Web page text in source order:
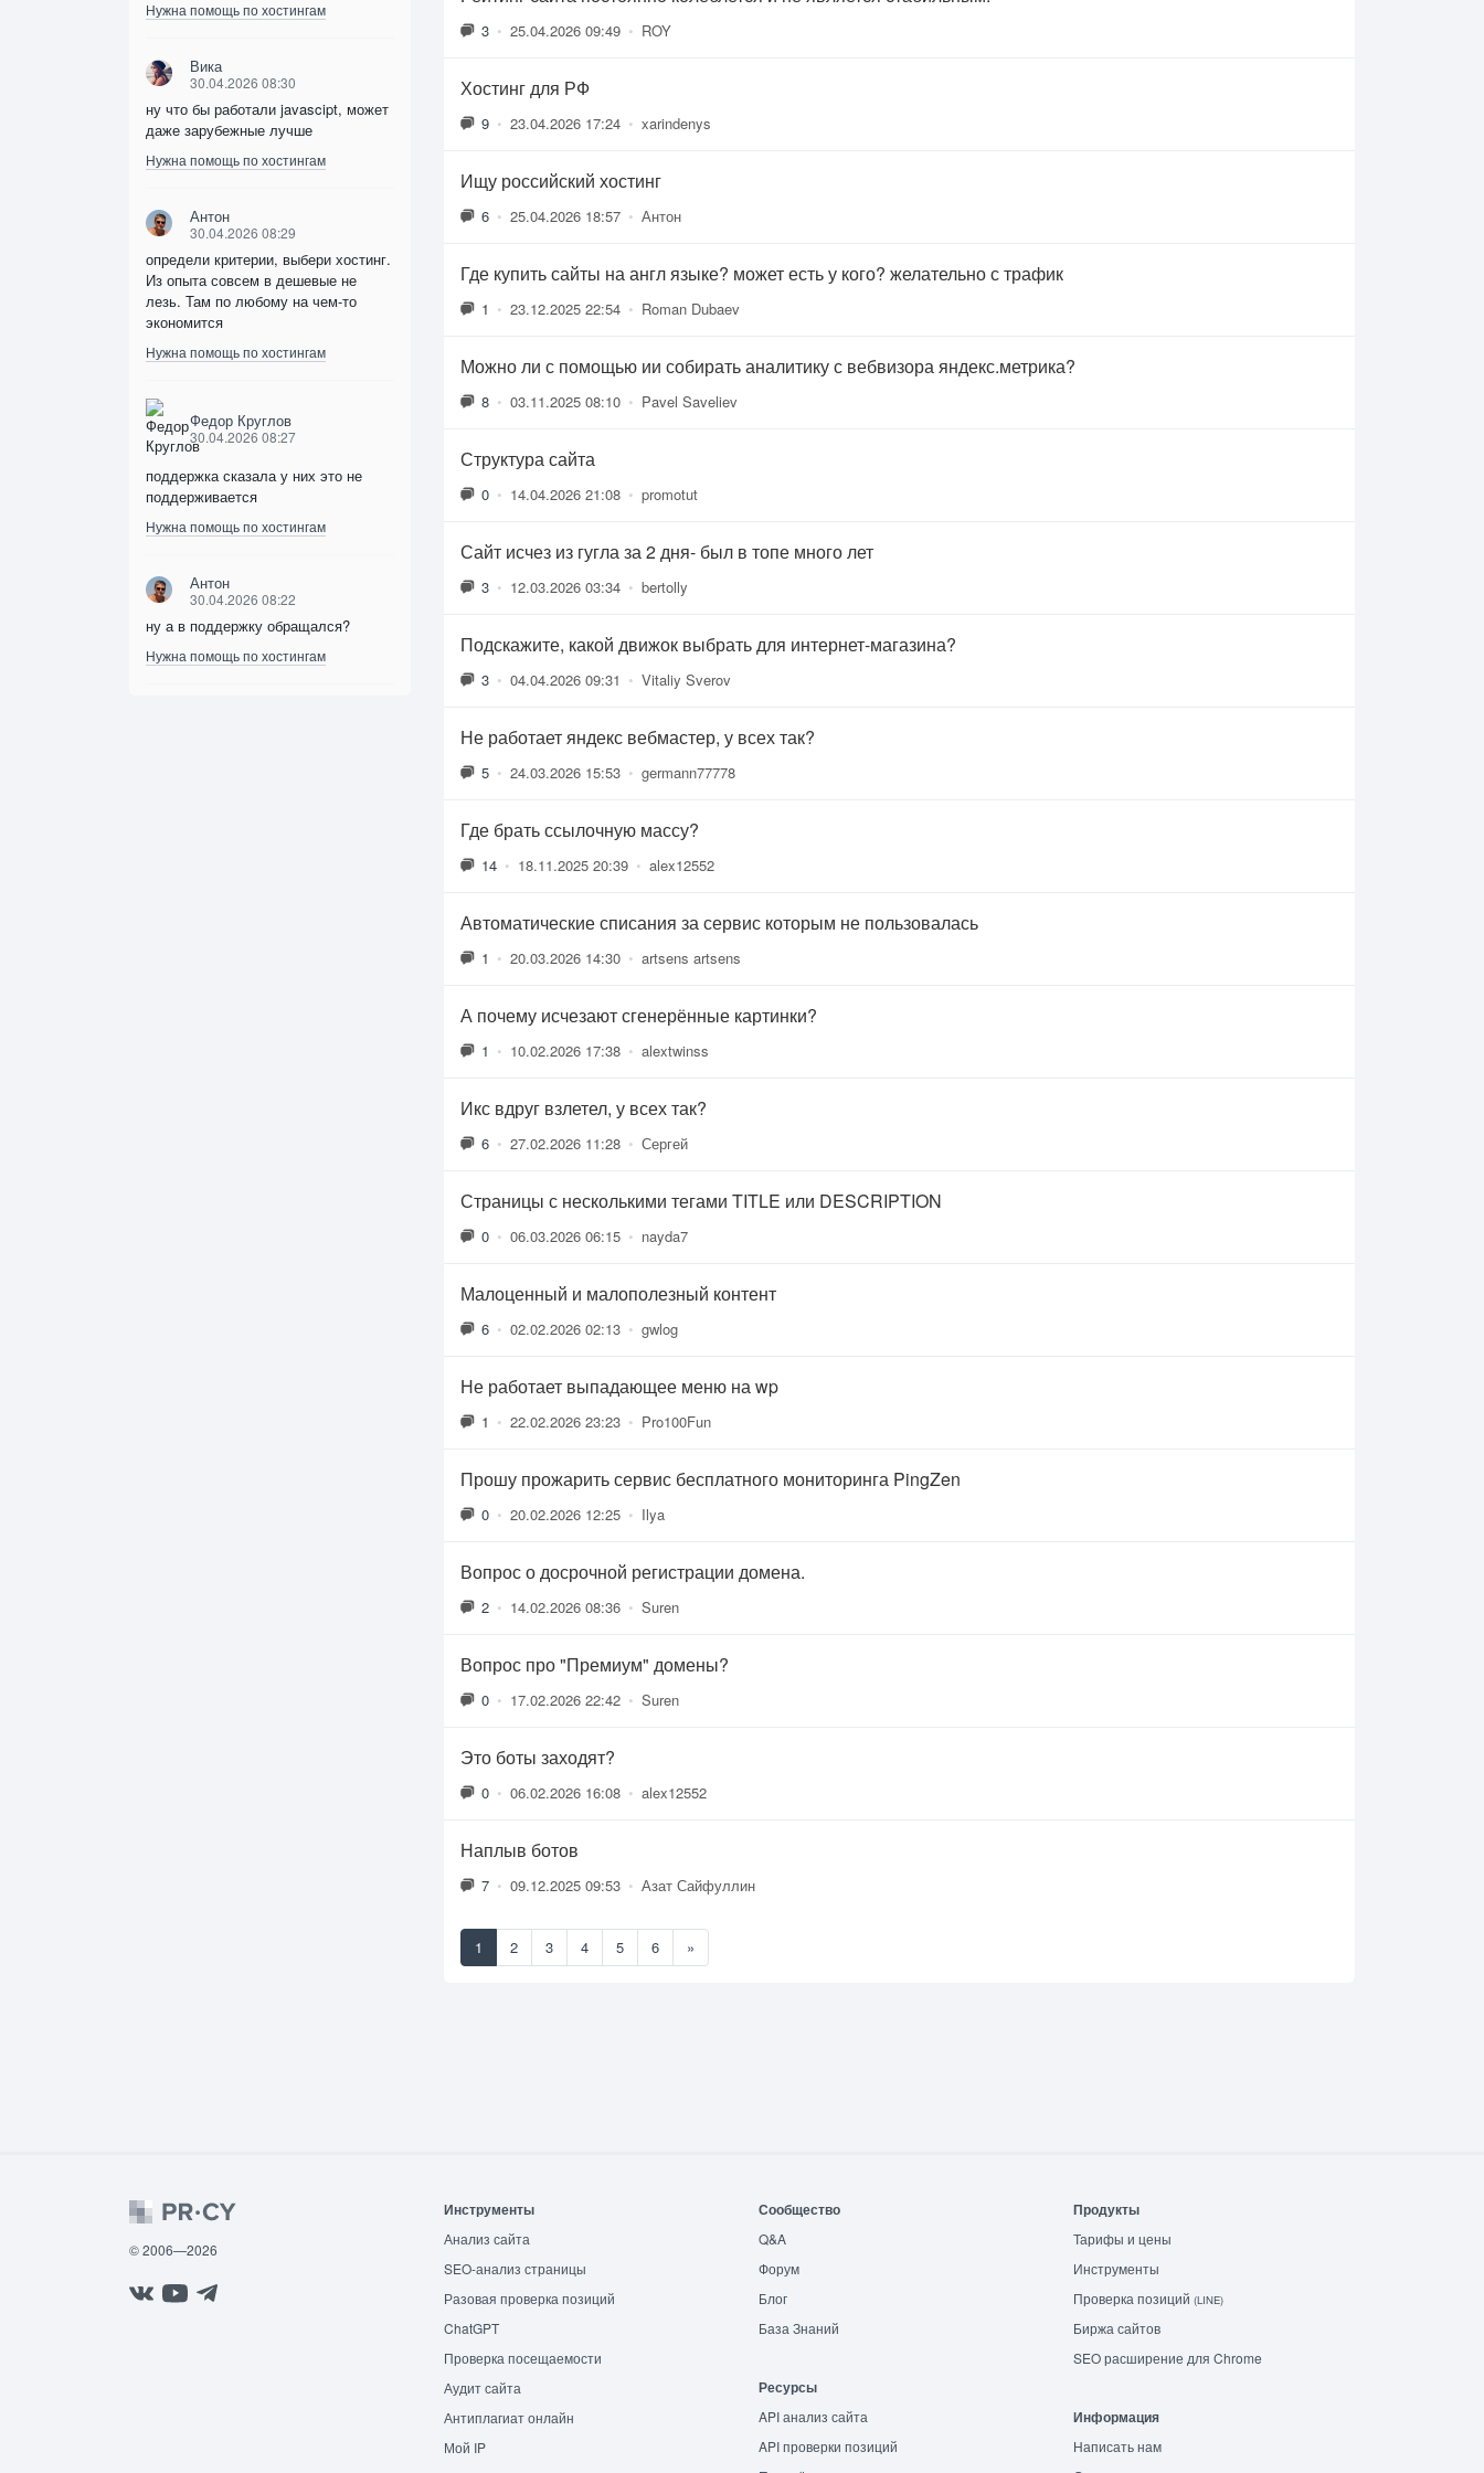
Нужна помощь по хостингам
Вика
30.04.2026 08:30
ну что бы работали javascipt, может
даже зарубежные лучше
Нужна помощь по хостингам
Антон
30.04.2026 08:29
определи критерии, выбери хостинг.
Из опыта совсем в дешевые не
лезь. Там по любому на чем-то
экономится
Нужна помощь по хостингам
Федор Круглов
30.04.2026 08:27
поддержка сказала у них это не
поддерживается
Нужна помощь по хостингам
Антон
30.04.2026 08:22
ну а в поддержку обращался?
Нужна помощь по хостингам
3 • 25.04.2026 09:49 • ROY
Хостинг для РФ
9 • 23.04.2026 17:24 • xarindenys
Ищу российский хостинг
6 • 25.04.2026 18:57 • Антон
Где купить сайты на англ языке? может есть у кого? желательно с трафик
1 • 23.12.2025 22:54 • Roman Dubaev
Можно ли с помощью ии собирать аналитику с вебвизора яндекс.метрика?
8 • 03.11.2025 08:10 • Pavel Saveliev
Структура сайта
0 • 14.04.2026 21:08 • promotut
Сайт исчез из гугла за 2 дня- был в топе много лет
3 • 12.03.2026 03:34 • bertolly
Подскажите, какой движок выбрать для интернет-магазина?
3 • 04.04.2026 09:31 • Vitaliy Sverov
Не работает яндекс вебмастер, у всех так?
5 • 24.03.2026 15:53 • germann77778
Где брать ссылочную массу?
14 • 18.11.2025 20:39 • alex12552
Автоматические списания за сервис которым не пользовалась
1 • 20.03.2026 14:30 • artsens artsens
А почему исчезают сгенерённые картинки?
1 • 10.02.2026 17:38 • alextwinss
Икс вдруг взлетел, у всех так?
6 • 27.02.2026 11:28 • Сергей
Страницы с несколькими тегами TITLE или DESCRIPTION
0 • 06.03.2026 06:15 • nayda7
Малоценный и малополезный контент
6 • 02.02.2026 02:13 • gwlog
Не работает выпадающее меню на wp
1 • 22.02.2026 23:23 • Pro100Fun
Прошу прожарить сервис бесплатного мониторинга PingZen
0 • 20.02.2026 12:25 • Ilya
Вопрос о досрочной регистрации домена.
2 • 14.02.2026 08:36 • Suren
Вопрос про "Премиум" домены?
0 • 17.02.2026 22:42 • Suren
Это боты заходят?
0 • 06.02.2026 16:08 • alex12552
Наплыв ботов
7 • 09.12.2025 09:53 • Азат Сайфуллин
1 2 3 4 5 6 »
© 2006—2026
Инструменты
Анализ сайта
SEO-анализ страницы
Разовая проверка позиций
ChatGPT
Проверка посещаемости
Аудит сайта
Антиплагиат онлайн
Мой IP
Сообщество
Q&A
Форум
Блог
База Знаний
Ресурсы
API анализ сайта
API проверки позиций
Продукты
Тарифы и цены
Инструменты
Проверка позиций (LINE)
Биржа сайтов
SEO расширение для Chrome
Информация
Написать нам